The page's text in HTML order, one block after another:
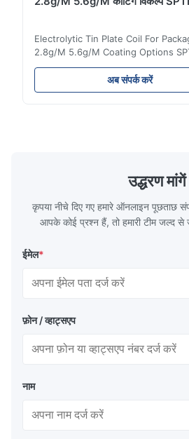
Electrolytic Tin Plate Coil For
2.8g/M 5.6g/M Coating Options
Electrolytic Tin Plate Coil for
2.8/2.8 & 5.6/5.6g/m Coating
TFS Electrolytic Tin Plate (ETP)
robust and adaptable. Engineered
अब संपर्क करें
उद्धरण मांगें
कृपया नीचे दिए गए हमारे ऑनलाइन पूछताछ
आपके कोई प्रश्न हैं, तो हमारी टीम जल्द
ईमेल*
फ़ोन / व्हाट्सएप
नाम